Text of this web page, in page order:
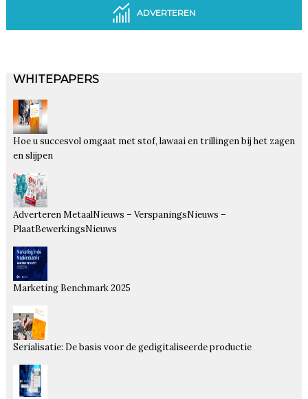
ADVERTEREN
WHITEPAPERS
Hoe u succesvol omgaat met stof, lawaai en trillingen bij het zagen
en slijpen
Adverteren MetaalNieuws – VerspaningsNieuws –
PlaatBewerkingsNieuws
Marketing Benchmark 2025
Serialisatie: De basis voor de gedigitaliseerde productie